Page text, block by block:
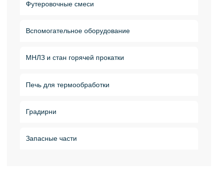
Футеровочные смеси
Вспомогательное оборудование
МНЛЗ и стан горячей прокатки
Печь для термообработки
Градирни
Запасные части